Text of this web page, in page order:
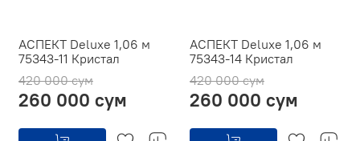
АСПЕКТ Deluxe 1,06 м
75343-11 Кристал
420 000 сум
260 000 сум
АСПЕКТ Deluxe 1,06 м
75343-14 Кристал
420 000 сум
260 000 сум